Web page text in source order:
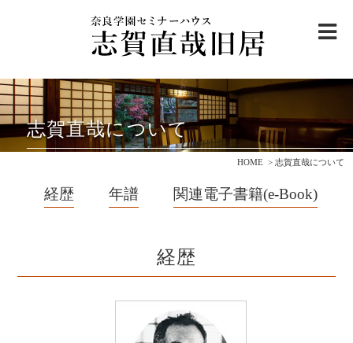
志賀直哉旧居について
ご利用案内・アクセス
志賀直哉と奈良を巡る観光モデルコース
志賀直哉について
寄付のお願い
志賀直哉について
HOME 志賀直哉について
経歴 年譜 関連電子書籍(e-Book)
経歴